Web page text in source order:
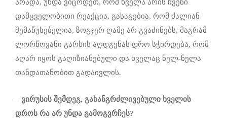
არადა, უნდა ვიცოდეთ, რომ ხველა არის ჩვენი
დამცველობითი რეაქცია. გასაგებია, რომ ძალიან
შემაწუხებელია, ზოგჯერ ღამე არ გვაძინებს, მაგრამ
ლორწოვანი გარსის აღდგენას დრო სჭირდება, რომ
აღარ იყოს გაღიზიანებული და ხველაც ნელ-ნელა
თანდათანობით გადაივლის.
– ვირუსის შემდეგ, გახანგრძლივებული ხველის
დროს რა არ უნდა გამოგვრჩეს?